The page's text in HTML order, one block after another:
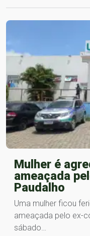
Mulher é
ameaçada
Paudalho
Uma mulher ficou
ameaçada pelo ex-
sábado…